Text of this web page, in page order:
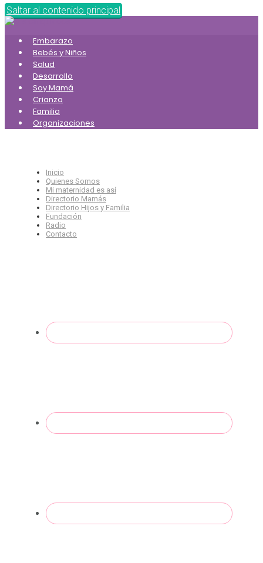
Saltar al contenido principal
Embarazo
Bebés y Niños
Salud
Desarrollo
Soy Mamá
Crianza
Familia
Organizaciones
Inicio
Quienes Somos
Mi maternidad es así
Directorio Mamás
Directorio Hijos y Familia
Fundación
Radio
Contacto